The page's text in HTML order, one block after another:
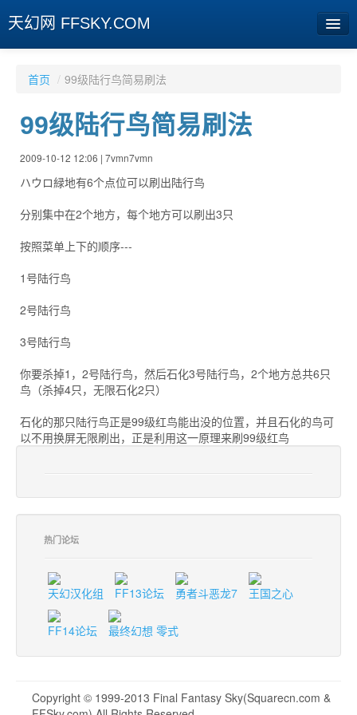
天幻网 FFSKY.COM
首页 / 99级陆行鸟简易刷法
99级陆行鸟简易刷法
2009-10-12 12:06 | 7vmn7vmn
ハウロ緑地有6个点位可以刷出陆行鸟
分别集中在2个地方，每个地方可以刷出3只
按照菜单上下的顺序---
1号陆行鸟
2号陆行鸟
3号陆行鸟
你要杀掉1，2号陆行鸟，然后石化3号陆行鸟，2个地方总共6只
鸟（杀掉4只，无限石化2只）
石化的那只陆行鸟正是99级红鸟能出没的位置，并且石化的鸟可
以不用换屏无限刷出，正是利用这一原理来刷99级红鸟
热门论坛
天幻汉化组 FF13论坛 勇者斗恶龙7 王国之心
FF14论坛 最终幻想 零式
Copyright © 1999-2013 Final Fantasy Sky(Squarecn.com &